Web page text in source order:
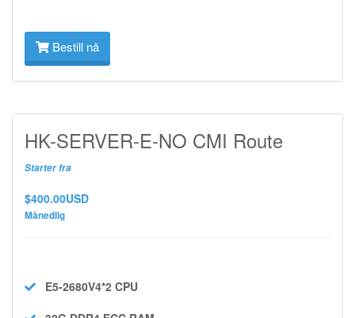
Bestill nå
HK-SERVER-E-NO CMI Route
Starter fra
$400.00USD
Månedlig
E5-2680V4*2 CPU